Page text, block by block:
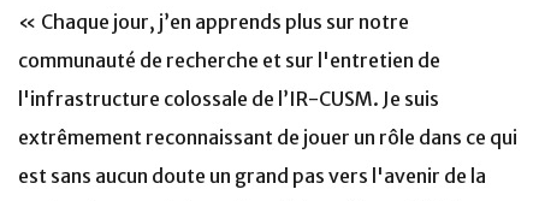
« Chaque jour, j’en apprends plus sur notre
communauté de recherche et sur l'entretien de
l'infrastructure colossale de l’IR-CUSM. Je suis
extrêmement reconnaissant de jouer un rôle dans ce qui
est sans aucun doute un grand pas vers l'avenir de la